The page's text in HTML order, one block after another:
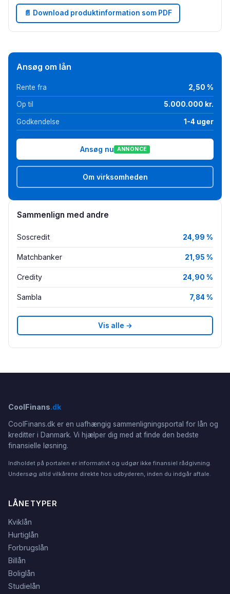
📄 Download produktinformation som PDF
Ansøg om lån
Rente fra 2,50 %
Op til 5.000.000 kr.
Godkendelse 1-4 uger
Ansøg nu ANNONCE
Om virksomheden
Sammenlign med andre
Soscredit 24,99 %
Matchbanker 21,95 %
Credity 24,90 %
Sambla 7,84 %
Vis alle →
CoolFinans.dk
CoolFinans.dk er en uafhængig sammenligningsportal for lån og
kreditter i Danmark. Vi hjælper dig med at finde den bedste
finansielle løsning.
Indholdet på portalen er informativt og udgør ikke finansiel rådgivning.
Undersøg altid vilkårene direkte hos udbyderen, inden du indgår aftale.
LÅNETYPER
Kviklån
Hurtiglån
Forbrugslån
Billån
Boliglån
Studielån